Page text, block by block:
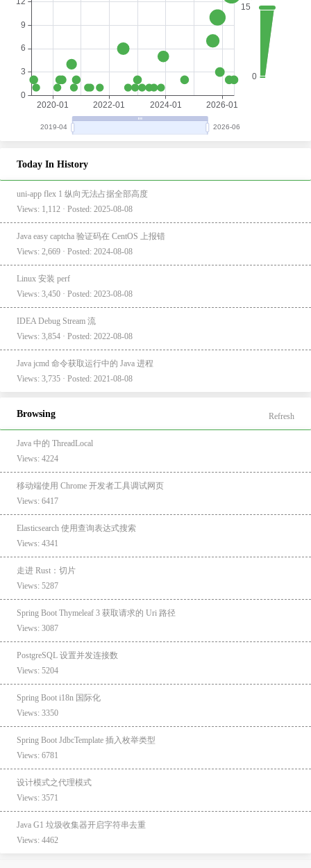
Today In History
uni-app flex 1 纵向无法占据全部高度
Views: 1,112 · Posted: 2025-08-08
Java easy captcha 验证码在 CentOS 上报错
Views: 2,669 · Posted: 2024-08-08
Linux 安装 perf
Views: 3,450 · Posted: 2023-08-08
IDEA Debug Stream 流
Views: 3,854 · Posted: 2022-08-08
Java jcmd 命令获取运行中的 Java 进程
Views: 3,735 · Posted: 2021-08-08
Browsing Refresh
Java 中的 ThreadLocal
Views: 4224
移动端使用 Chrome 开发者工具调试网页
Views: 6417
Elasticsearch 使用查询表达式搜索
Views: 4341
走进 Rust：切片
Views: 5287
Spring Boot Thymeleaf 3 获取请求的 Uri 路径
Views: 3087
PostgreSQL 设置并发连接数
Views: 5204
Spring Boot i18n 国际化
Views: 3350
Spring Boot JdbcTemplate 插入枚举类型
Views: 6781
设计模式之代理模式
Views: 3571
Java G1 垃圾收集器开启字符串去重
Views: 4462